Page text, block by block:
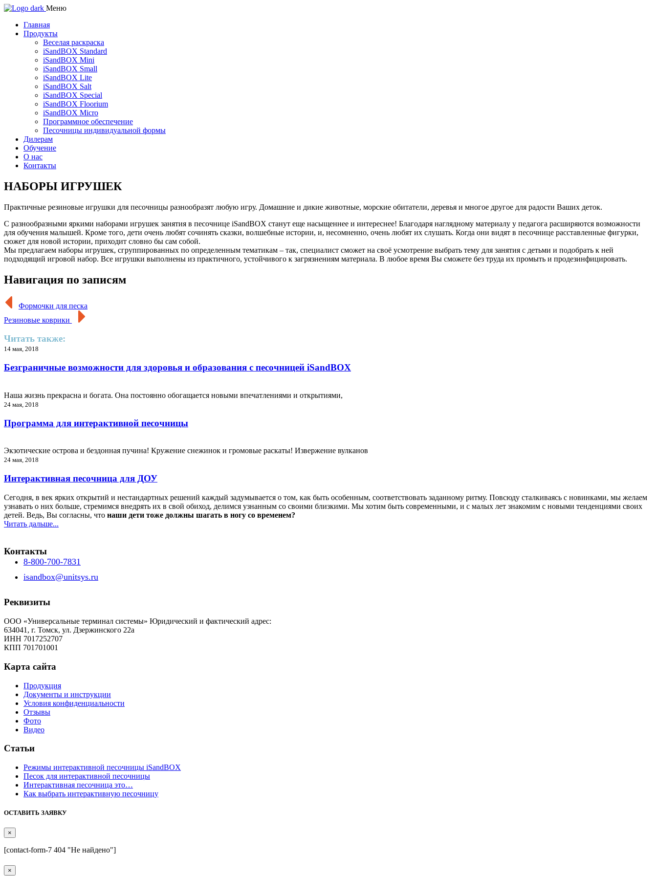
Меню
Главная
Продукты
Веселая раскраска
iSandBOX Standard
iSandBOX Mini
iSandBOX Small
iSandBOX Lite
iSandBOX Salt
iSandBOX Special
iSandBOX Floorium
iSandBOX Micro
Программное обеспечение
Песочницы индивидуальной формы
Дилерам
Обучение
О нас
Контакты
НАБОРЫ ИГРУШЕК
Практичные резиновые игрушки для песочницы разнообразят любую игру. Домашние и дикие животные, морские обитатели, деревья и многое другое для радости Ваших деток.
С разнообразными яркими наборами игрушек занятия в песочнице iSandBOX станут еще насыщеннее и интереснее! Благодаря наглядному материалу у педагога расширяются возможности
для обучения малышей. Кроме того, дети очень любят сочинять сказки, волшебные истории, и, несомненно, очень любят их слушать. Когда они видят в песочнице расставленные фигурки,
сюжет для новой истории, приходит словно бы сам собой.
Мы предлагаем наборы игрушек, сгруппированных по определенным тематикам – так, специалист сможет на своё усмотрение выбрать тему для занятия с детьми и подобрать к ней
подходящий игровой набор. Все игрушки выполнены из практичного, устойчивого к загрязнениям материала. В любое время Вы сможете без труда их промыть и продезинфицировать.
Навигация по записям
Формочки для песка
Резиновые коврики
Читать также:
14 мая, 2018
Безграничные возможности для здоровья и образования с песочницей iSandBOX
Наша жизнь прекрасна и богата. Она постоянно обогащается новыми впечатлениями и открытиями,
24 мая, 2018
Программа для интерактивной песочницы
Экзотические острова и бездонная пучина! Кружение снежинок и громовые раскаты! Извержение вулканов
24 мая, 2018
Интерактивная песочница для ДОУ
Сегодня, в век ярких открытий и нестандартных решений каждый задумывается о том, как быть особенным, соответствовать заданному ритму. Повсюду сталкиваясь с новинками, мы желаем
узнавать о них больше, стремимся внедрять их в свой обиход, делимся узнанным со своими близкими. Мы хотим быть современными, и с малых лет знакомим с новыми тенденциями своих
детей. Ведь, Вы согласны, что наши дети тоже должны шагать в ногу со временем?
Читать дальше...
Контакты
8-800-700-7831
isandbox@unitsys.ru
Реквизиты
ООО «Универсальные терминал системы» Юридический и фактический адрес:
634041, г. Томск, ул. Дзержинского 22а
ИНН 7017252707
КПП 701701001
Карта сайта
Продукция
Документы и инструкции
Условия конфиденциальности
Отзывы
Фото
Видео
Статьи
Режимы интерактивной песочницы iSandBOX
Песок для интерактивной песочницы
Интерактивная песочница это…
Как выбрать интерактивную песочницу
ОСТАВИТЬ ЗАЯВКУ
×
[contact-form-7 404 "Не найдено"]
×